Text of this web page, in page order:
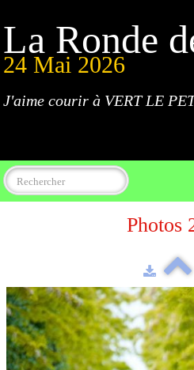
La Ronde
24 Mai 2026
J'aime courir à VERT LE
Accueil
Règlement
Parcours
Résultats
Photos